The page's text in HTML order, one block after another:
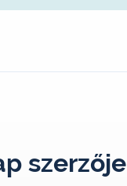
szerzője